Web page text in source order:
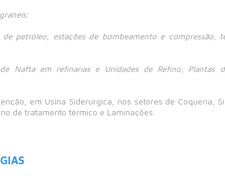
petróleo, estações de bombeamento e compressão,
Nafta em refinarias e Unidades de Refino, Plantas
em Usina Siderurgica, nos setores de Coqueria,
de tratamento térmico e Laminações.